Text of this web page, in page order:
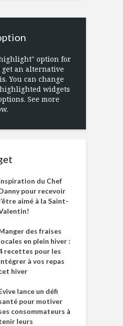
option for
an alternative
You can change
widgets
See more
du Chef
pour recevoir
aimé à la Saint-
des fraises
en plein hiver :
recettes pour les
à vos repas
hiver
lance un défi
pour motiver
consommateurs à
leurs